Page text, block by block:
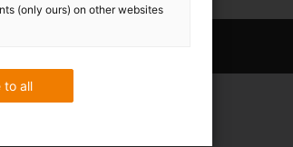
(only ours) on other websites
to all